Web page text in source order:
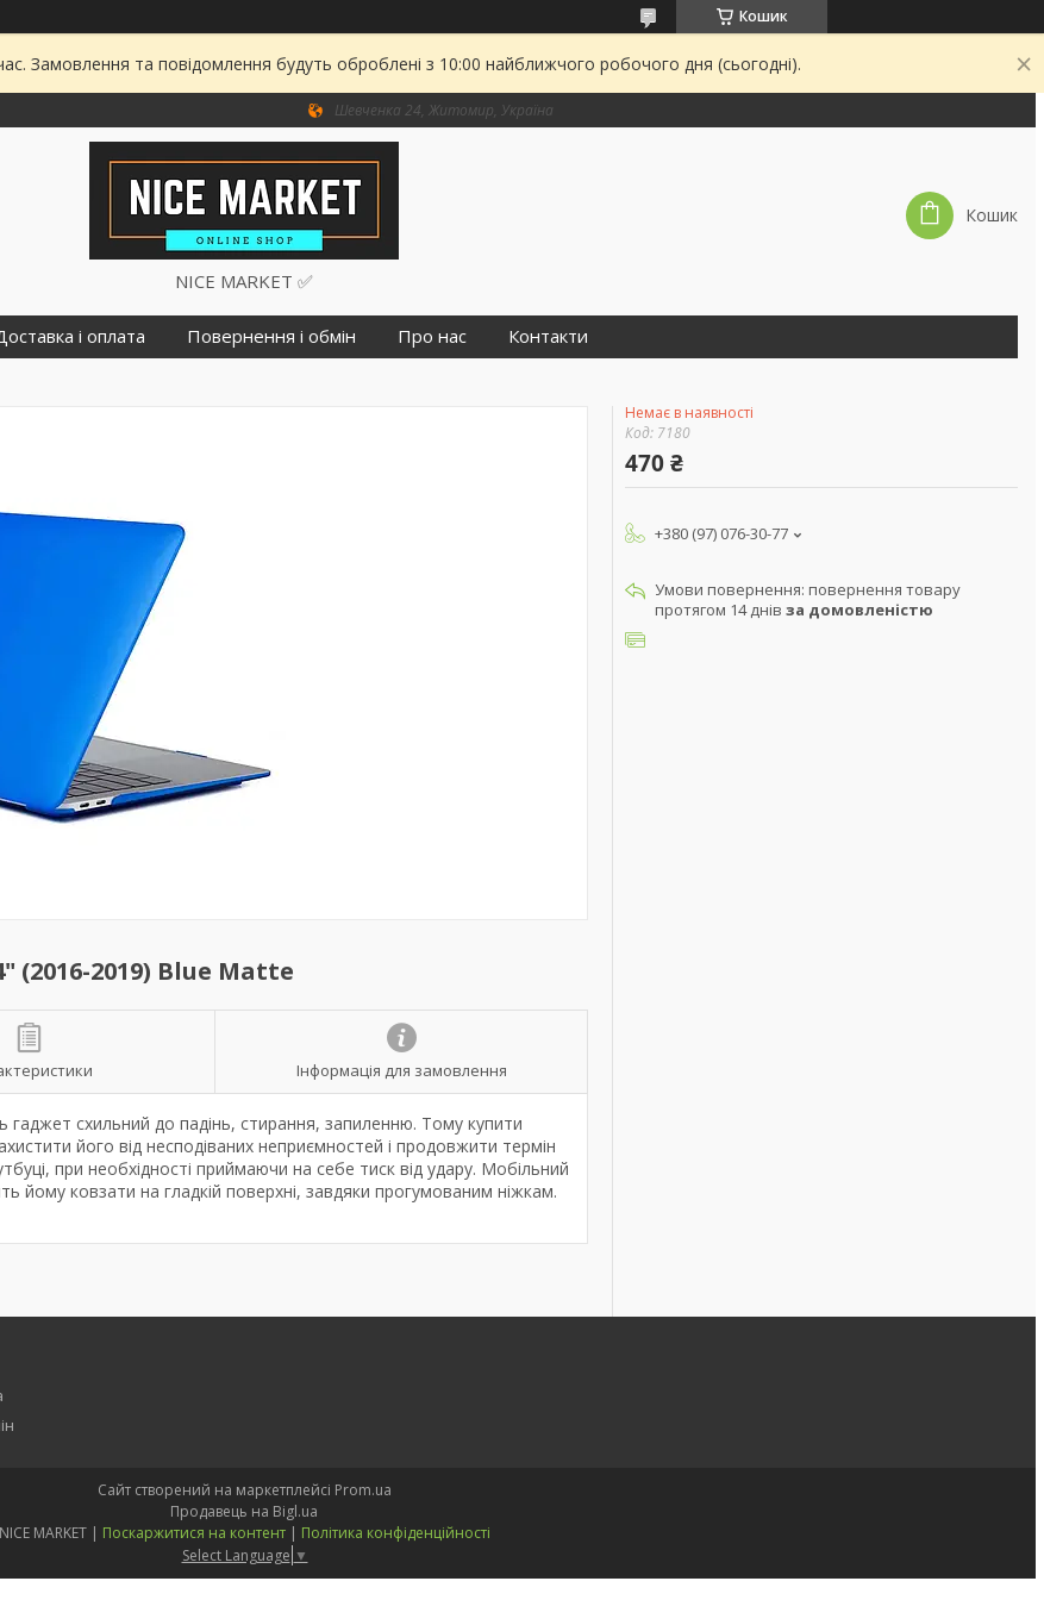
Кошик
Замовлення та повідомлення будуть оброблені з 10:00 найближчого робочого дня (сьогодні).
Шевченка 24, Житомир, Україна
NICE MARKET ✅
Кошик
і оплата Повернення і обмін Про нас Контакти
(2016-2019) Blue Matte
Інформація для замовлення
гаджет схильний до падінь, стирання, запиленню. Тому купити
його від несподіваних неприємностей і продовжити термін
при необхідності приймаючи на себе тиск від удару. Мобільний
йому ковзати на гладкій поверхні, завдяки прогумованим ніжкам.
Немає в наявності
Код: 7180
470 ₴
+380 (97) 076-30-77
повернення товару
протягом 14 днів за домовленістю
Сайт створений на маркетплейсі Prom.ua
Продавець на Bigl.ua
NICE MARKET | Поскаржитися на контент | Політика конфіденційності
Select Language ▼